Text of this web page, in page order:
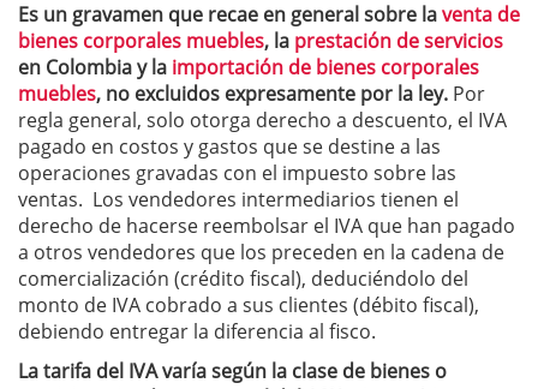
Es un gravamen que recae en general sobre laventa de
bienes corporales muebles, la prestación de servicios
en Colombia y la importación de bienes corporales
muebles, no excluidos expresamente por la ley. Por
regla general, solo otorga derecho a descuento, el IVA
pagado en costos y gastos que se destine a las
operaciones gravadas con el impuesto sobre las
ventas. Los vendedores intermediarios tienen el
derecho de hacerse reembolsar el IVA que han pagado
a otros vendedores que los preceden en la cadena de
comercialización (crédito fiscal), deduciéndolo del
monto de IVA cobrado a sus clientes (débito fiscal),
debiendo entregar la diferencia al fisco.
La tarifa del IVA varía según la clase de bienes o